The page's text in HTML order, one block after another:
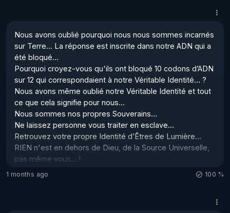
«… J'ai longtemps attendu une aide extérieure, un
Sauveur qui me serait envoyé pour me sortir du pétrin.
Mais j'ai réalisé que nous sommes "notre propre
sauveur"…
[C'est en effet le cas ! Lorsque Jésus nous a dit : "Le
Royaume des C...
Nous avons oublié pourquoi nous nous sommes incarnés
sur Terre… La réponse est inscrite dans notre ADN qui a
été bloqué…
Pourquoi croyez-vous qu'ils ont bloqué 10 codons d’ADN
sur 12 qui correspondaient à notre Véritable Identité… ?
Nous avons même oublié notre Véritable Identité et tout
ce que cela signifie pour nous…
Nous sommes nos propres Souverains…
Ne laissez personne vous traiter en esclave…
Retrouvez votre propre Identité d’Êtres de Lumière…
RIEN n'est en dehors de Dieu, de la Source Universelle,
pas même vous… !
1 months ago 100 %